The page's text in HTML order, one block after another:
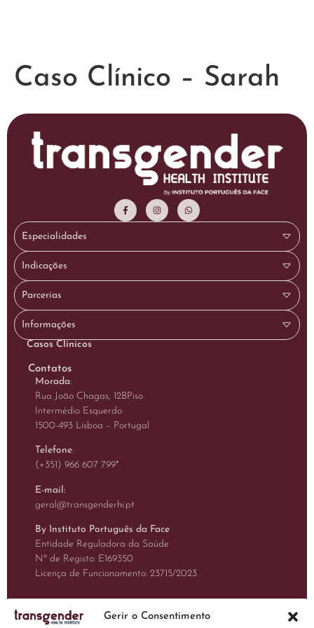
Gerir o Consentimento
Caso Clínico – Sarah
Especialidades
Indicações
Parcerias
Informações
Casos Clínicos
Contatos
Morada:
Rua João Chagas, 12BPiso
Intermédio Esquerdo
1500-493 Lisboa – Portugal
Telefone:
(+351) 966 607 799*
E-mail:
geral@transgenderhi.pt
By Instituto Português da Face
Entidade Reguladora da Saúde
Nº de Registo: E169350
Licença de Funcionamento: 23715/2023